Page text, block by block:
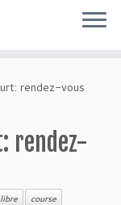
rendez-vous
rendez-
course